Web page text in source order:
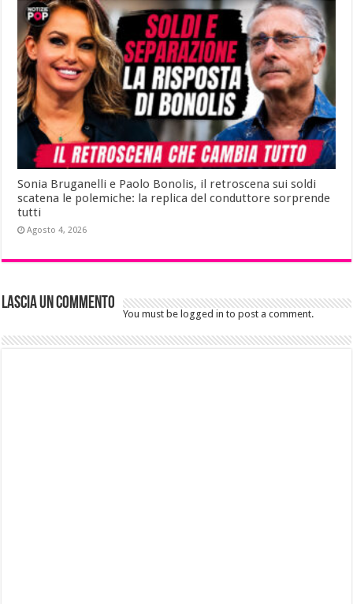
Sonia Bruganelli e Paolo Bonolis, il retroscena sui soldi
scatena le polemiche: la replica del conduttore sorprende
tutti
Agosto 4, 2026
Lascia un commento
You must be logged in to post a comment.